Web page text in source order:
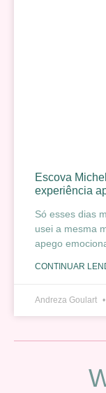
Escova
experiência
Só esses dias
usei a mesma
apego
CONTINUAR
Andreza Goulart